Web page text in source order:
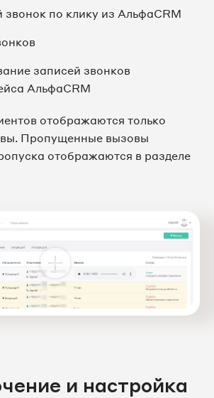
звонок по клику из АльфаCRM
записей звонков
АльфаCRM
отображаются только
Пропущенные вызовы
отображаются в разделе
и настройка